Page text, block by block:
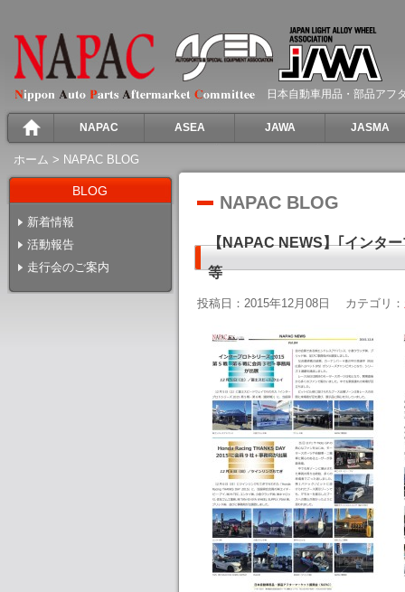
日本自動車用品・部品アフ
NAPAC ASEA JAWA JASMA
ホーム > NAPAC BLOG
BLOG
新着情報
活動報告
走行会のご案内
NAPAC BLOG
【NAPAC NEWS】｢インタ
等
投稿日：2015年12月08日 カテゴリ：